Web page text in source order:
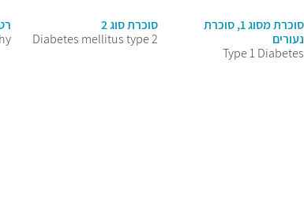
סוכרת מסוג 1, סוכרת
נעורים
Type 1 Diabetes
סוכרת סוג 2
Diabetes mellitus type 2